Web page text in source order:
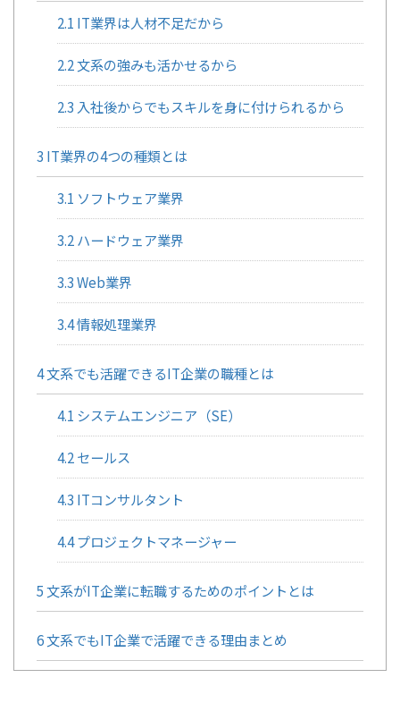
2.1 IT業界は人材不足だから
2.2文系の強みも活かせるから
2.3 入社後からでもスキルを身に付けられるから
3 IT業界の4つの種類とは
3.1 ソフトウェア業界
3.2ハードウェア業界
3.3Web業界
3.4情報処理業界
4文系でも活躍できるIT企業の職種とは
4.1 システムエンジニア（SE）
4.2セールス
4.3 ITコンサルタント
4.4プロジェクトマネージャー
5文系がIT企業に転職するためのポイントとは
6文系でもIT企業で活躍できる理由まとめ